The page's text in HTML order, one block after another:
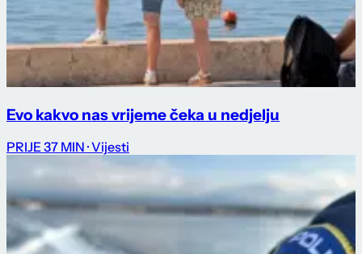
Evo kakvo nas vrijeme čeka u nedjelju
PRIJE 37 MIN · Vijesti